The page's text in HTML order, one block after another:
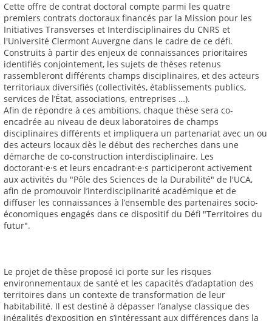
Cette offre de contrat doctoral compte parmi les quatre
premiers contrats doctoraux financés par la Mission pour les
Initiatives Transverses et Interdisciplinaires du CNRS et
l'Université Clermont Auvergne dans le cadre de ce défi.
Construits à partir des enjeux de connaissances prioritaires
identifiés conjointement, les sujets de thèses retenus
rassembleront différents champs disciplinaires, et des acteurs
territoriaux diversifiés (collectivités, établissements publics,
services de l’État, associations, entreprises …).
Afin de répondre à ces ambitions, chaque thèse sera co-
encadrée au niveau de deux laboratoires de champs
disciplinaires différents et impliquera un partenariat avec un ou
des acteurs locaux dès le début des recherches dans une
démarche de co-construction interdisciplinaire. Les
doctorant·e·s et leurs encadrant·e·s participeront activement
aux activités du "Pôle des Sciences de la Durabilité" de l'UCA,
afin de promouvoir l’interdisciplinarité académique et de
diffuser les connaissances à l’ensemble des partenaires socio-
économiques engagés dans ce dispositif du Défi "Territoires du
futur".
Le projet de thèse proposé ici porte sur les risques
environnementaux de santé et les capacités d’adaptation des
territoires dans un contexte de transformation de leur
habitabilité. Il est destiné à dépasser l’analyse classique des
inégalités d’exposition en s’intéressant aux différences dans la